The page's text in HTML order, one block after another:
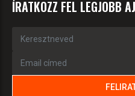
ÍRATKOZZ FEL LEGJOBB